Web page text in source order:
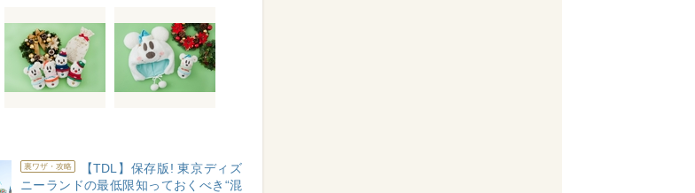
裏ワザ・攻略
【TDL】保存版! 東京ディズ
ニーランドの最低限知っておくべき“混